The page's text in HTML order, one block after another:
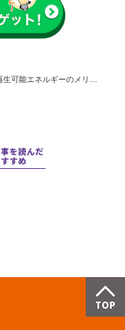
再生可能エネルギーのメリットは？課題は？普及に向けたポイントも解説
を読んだ
すめ